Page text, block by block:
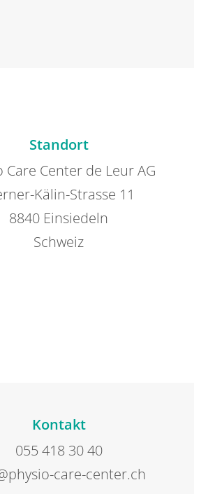
Standort
Care Center de Leur AG
Kälin-Strasse 11
8840 Einsiedeln
Schweiz
Kontakt
055 418 30 40
care-center.ch